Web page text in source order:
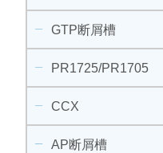
GTP断屑槽
PR1725/PR1705
CCX
AP断屑槽